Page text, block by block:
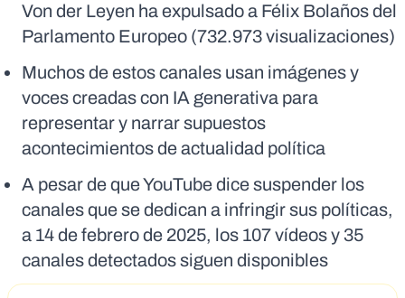
Von der Leyen ha expulsado a Félix Bolaños del
Parlamento Europeo (732.973 visualizaciones)
Muchos de estos canales usan imágenes y
voces creadas con IA generativa para
representar y narrar supuestos
acontecimientos de actualidad política
A pesar de que YouTube dice suspender los
canales que se dedican a infringir sus políticas,
a 14 de febrero de 2025, los 107 vídeos y 35
canales detectados siguen disponibles